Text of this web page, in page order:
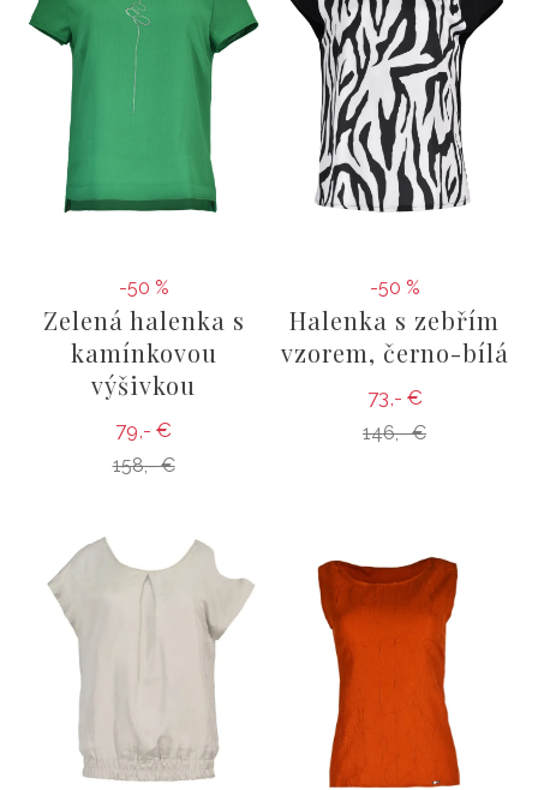
-50 %
Zelená halenka s
kamínkovou
výšivkou
79,- €
158,- €
-50 %
Halenka s zebřím
vzorem, černo-bílá
73,- €
146,- €